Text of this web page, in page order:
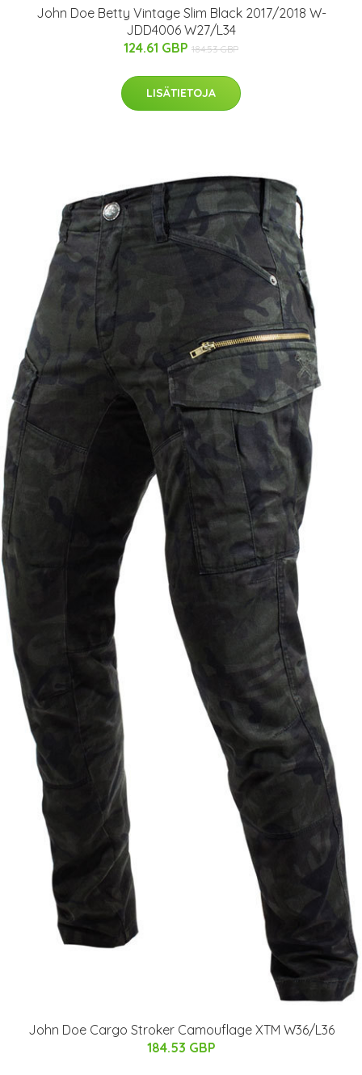
John Doe Betty Vintage Slim Black 2017/2018 W-
JDD4006 W27/L34
124.61 GBP 184.53 GBP
LISÄTIETOJA
John Doe Cargo Stroker Camouflage XTM W36/L36
184.53 GBP